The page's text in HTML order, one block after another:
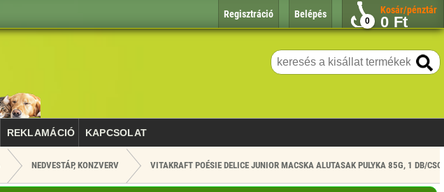
0
Kosár/pénztár
0 Ft
Belépés
Regisztráció
REKLAMÁCIÓ KAPCSOLAT
NEDVESTÁP, KONZVERV VITAKRAFT POÉSIE DELICE JUNIOR MACSKA ALUTASAK PULYKA 85G, 1 DB/